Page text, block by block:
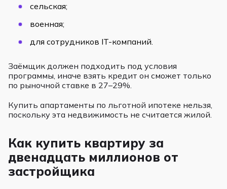
сельская;
военная;
для сотрудников IT-компаний.
Заёмщик должен подходить под условия
программы, иначе взять кредит он сможет только
по рыночной ставке в 27–29%.
Купить апартаменты по льготной ипотеке нельзя,
поскольку эта недвижимость не считается жилой.
Как купить квартиру за
двенадцать миллионов от
застройщика